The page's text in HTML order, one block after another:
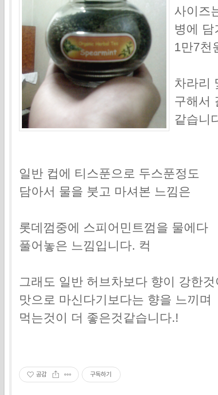
사이즈
병에
1만7천
차라리
구해서
같습니
일반 컵에 티스푼으로 두스푼정도
담아서 물을 붓고 마셔본 느낌은
롯데껌중에 스피어민트껌을 물에다
풀어놓은 느낌입니다. 컥
그래도 일반 허브차보다 향이 강한것
맛으로 마신다기보다는 향을 느끼며
먹는것이 더 좋은것같습니다.!
공감 구독하기